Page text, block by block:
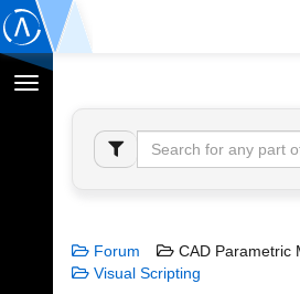
Переключение
навигации
Forum
CAD Parametric
Visual Scripting